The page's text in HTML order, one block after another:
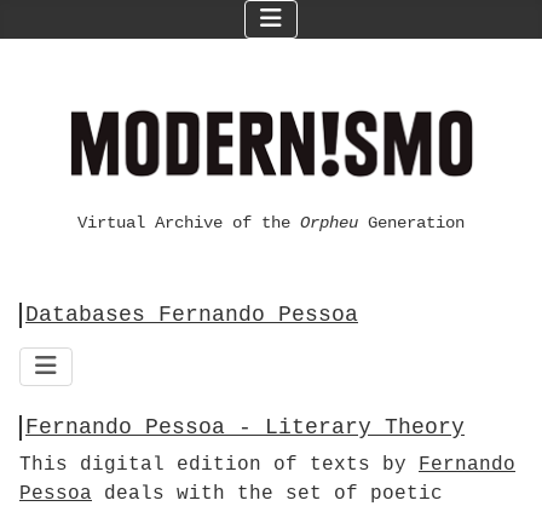
Virtual Archive of the Orpheu Generation
Databases Fernando Pessoa
Fernando Pessoa - Literary Theory
This digital edition of texts by Fernando
Pessoa deals with the set of poetic